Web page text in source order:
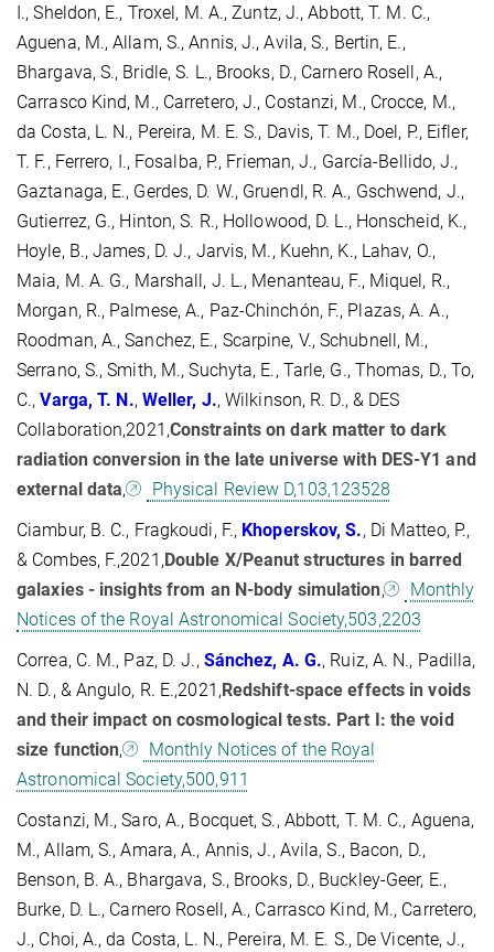
I., Sheldon, E., Troxel, M. A., Zuntz, J., Abbott, T. M. C.,
Aguena, M., Allam, S., Annis, J., Avila, S., Bertin, E.,
Bhargava, S., Bridle, S. L., Brooks, D., Carnero Rosell, A.,
Carrasco Kind, M., Carretero, J., Costanzi, M., Crocce, M.,
da Costa, L. N., Pereira, M. E. S., Davis, T. M., Doel, P., Eifler,
T. F., Ferrero, I., Fosalba, P., Frieman, J., García-Bellido, J.,
Gaztanaga, E., Gerdes, D. W., Gruendl, R. A., Gschwend, J.,
Gutierrez, G., Hinton, S. R., Hollowood, D. L., Honscheid, K.,
Hoyle, B., James, D. J., Jarvis, M., Kuehn, K., Lahav, O.,
Maia, M. A. G., Marshall, J. L., Menanteau, F., Miquel, R.,
Morgan, R., Palmese, A., Paz-Chinchón, F., Plazas, A. A.,
Roodman, A., Sanchez, E., Scarpine, V., Schubnell, M.,
Serrano, S., Smith, M., Suchyta, E., Tarle, G., Thomas, D., To,
C.,Varga, T. N., Weller, J., Wilkinson, R. D., & DES
Collaboration,2021,Constraints on dark matter to dark
radiation conversion in the late universe with DES-Y1 and
external data,
Physical Review D,103,123528
Ciambur, B. C., Fragkoudi, F., Khoperskov, S., Di Matteo, P.,
& Combes, F.,2021,Double X/Peanut structures in barred
galaxies - insights from an N-body simulation,
Monthly
Notices of the Royal Astronomical Society,503,2203
Correa, C. M., Paz, D. J., Sánchez, A. G., Ruiz, A. N., Padilla,
N. D., & Angulo, R. E.,2021,Redshift-space effects in voids
and their impact on cosmological tests. Part I: the void
size function,
Monthly Notices of the Royal
Astronomical Society,500,911
Costanzi, M., Saro, A., Bocquet, S., Abbott, T. M. C., Aguena,
M., Allam, S., Amara, A., Annis, J., Avila, S., Bacon, D.,
Benson, B. A., Bhargava, S., Brooks, D., Buckley-Geer, E.,
Burke, D. L., Carnero Rosell, A., Carrasco Kind, M., Carretero,
J., Choi, A., da Costa, L. N., Pereira, M. E. S., De Vicente, J.,